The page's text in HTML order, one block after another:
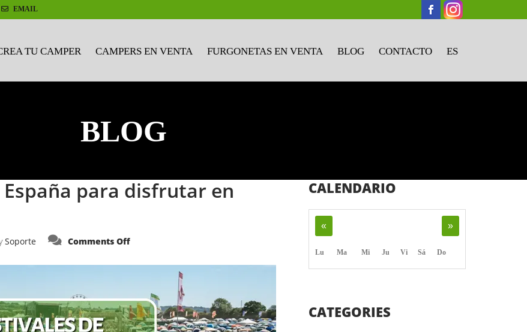
EMAIL
TU CAMPER CAMPERS EN VENTA FURGONETAS EN VENTA BLOG CONTACTO ES
BLOG
para disfrutar en
Soporte Comments Offon
música
disfrutar
en
camper
CALENDARIO
« »
Lu Ma Mi Ju Vi Sá Do
CATEGORIES